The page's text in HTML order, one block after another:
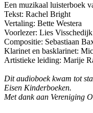
Een muzikaal luisterboek
Tekst: Rachel Bright
Vertaling: Bette Westera
Voorlezer: Lies Visschedijk
Compositie: Sebastiaan
Klarinet en basklarinet:
Artistieke leiding: Marije
Dit audioboek kwam tot
Eisen Kinderboeken.
Met dank aan Vereniging